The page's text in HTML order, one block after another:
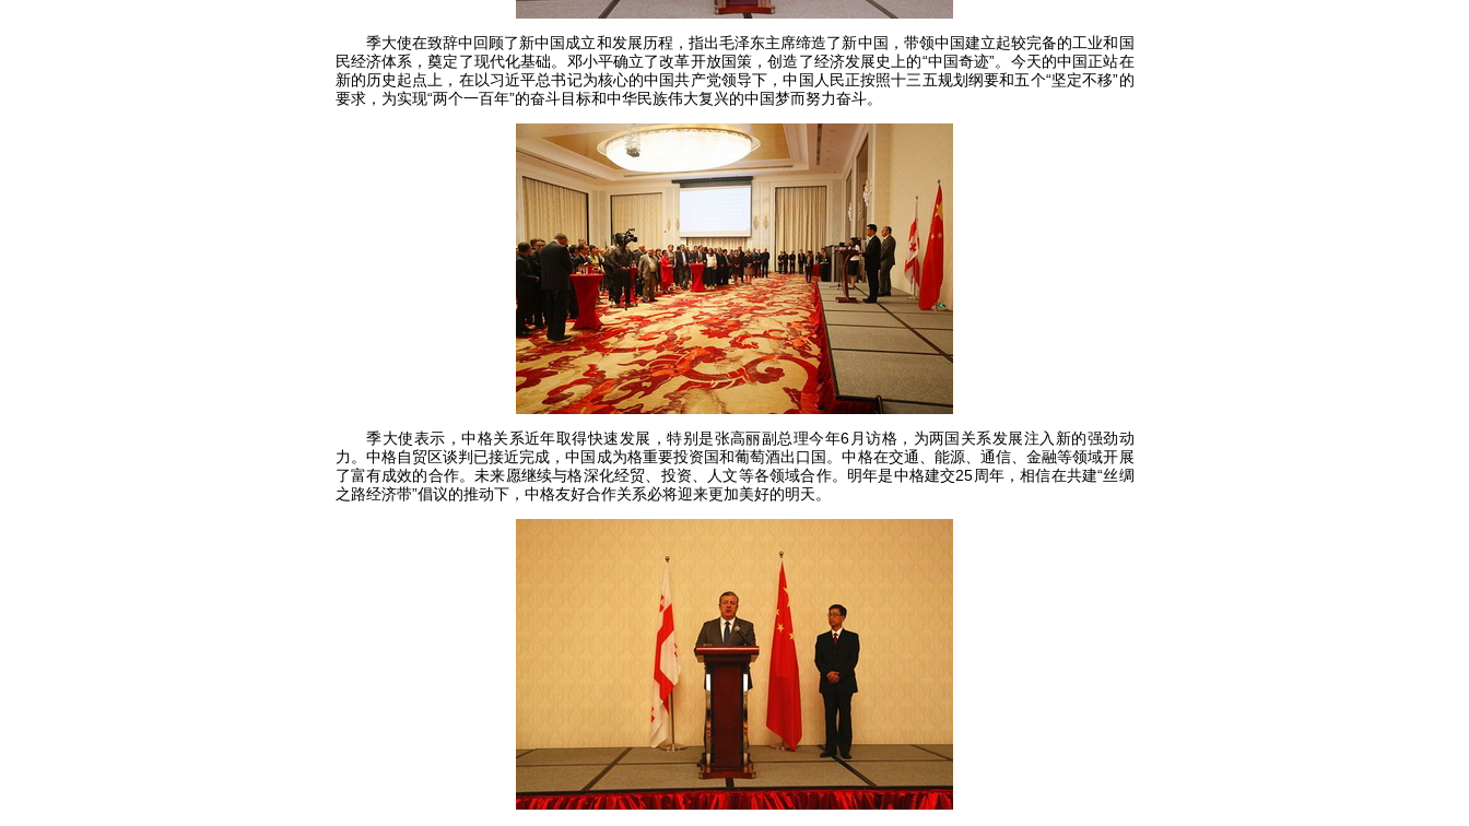
季大使在致辞中回顾了新中国成立和发展历程，指出毛泽东主席缔造了新中国，带领中国建立起较完备的工业和国
民经济体系，奠定了现代化基础。邓小平确立了改革开放国策，创造了经济发展史上的“中国奇迹”。今天的中国正站在
新的历史起点上，在以习近平总书记为核心的中国共产党领导下，中国人民正按照十三五规划纲要和五个“坚定不移”的
要求，为实现“两个一百年”的奋斗目标和中华民族伟大复兴的中国梦而努力奋斗。
季大使表示，中格关系近年取得快速发展，特别是张高丽副总理今年6月访格，为两国关系发展注入新的强劲动
力。中格自贸区谈判已接近完成，中国成为格重要投资国和葡萄酒出口国。中格在交通、能源、通信、金融等领域开展
了富有成效的合作。未来愿继续与格深化经贸、投资、人文等各领域合作。明年是中格建交25周年，相信在共建“丝绸
之路经济带”倡议的推动下，中格友好合作关系必将迎来更加美好的明天。